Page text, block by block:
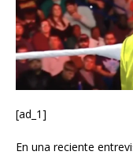
[ad_1]
En una reciente